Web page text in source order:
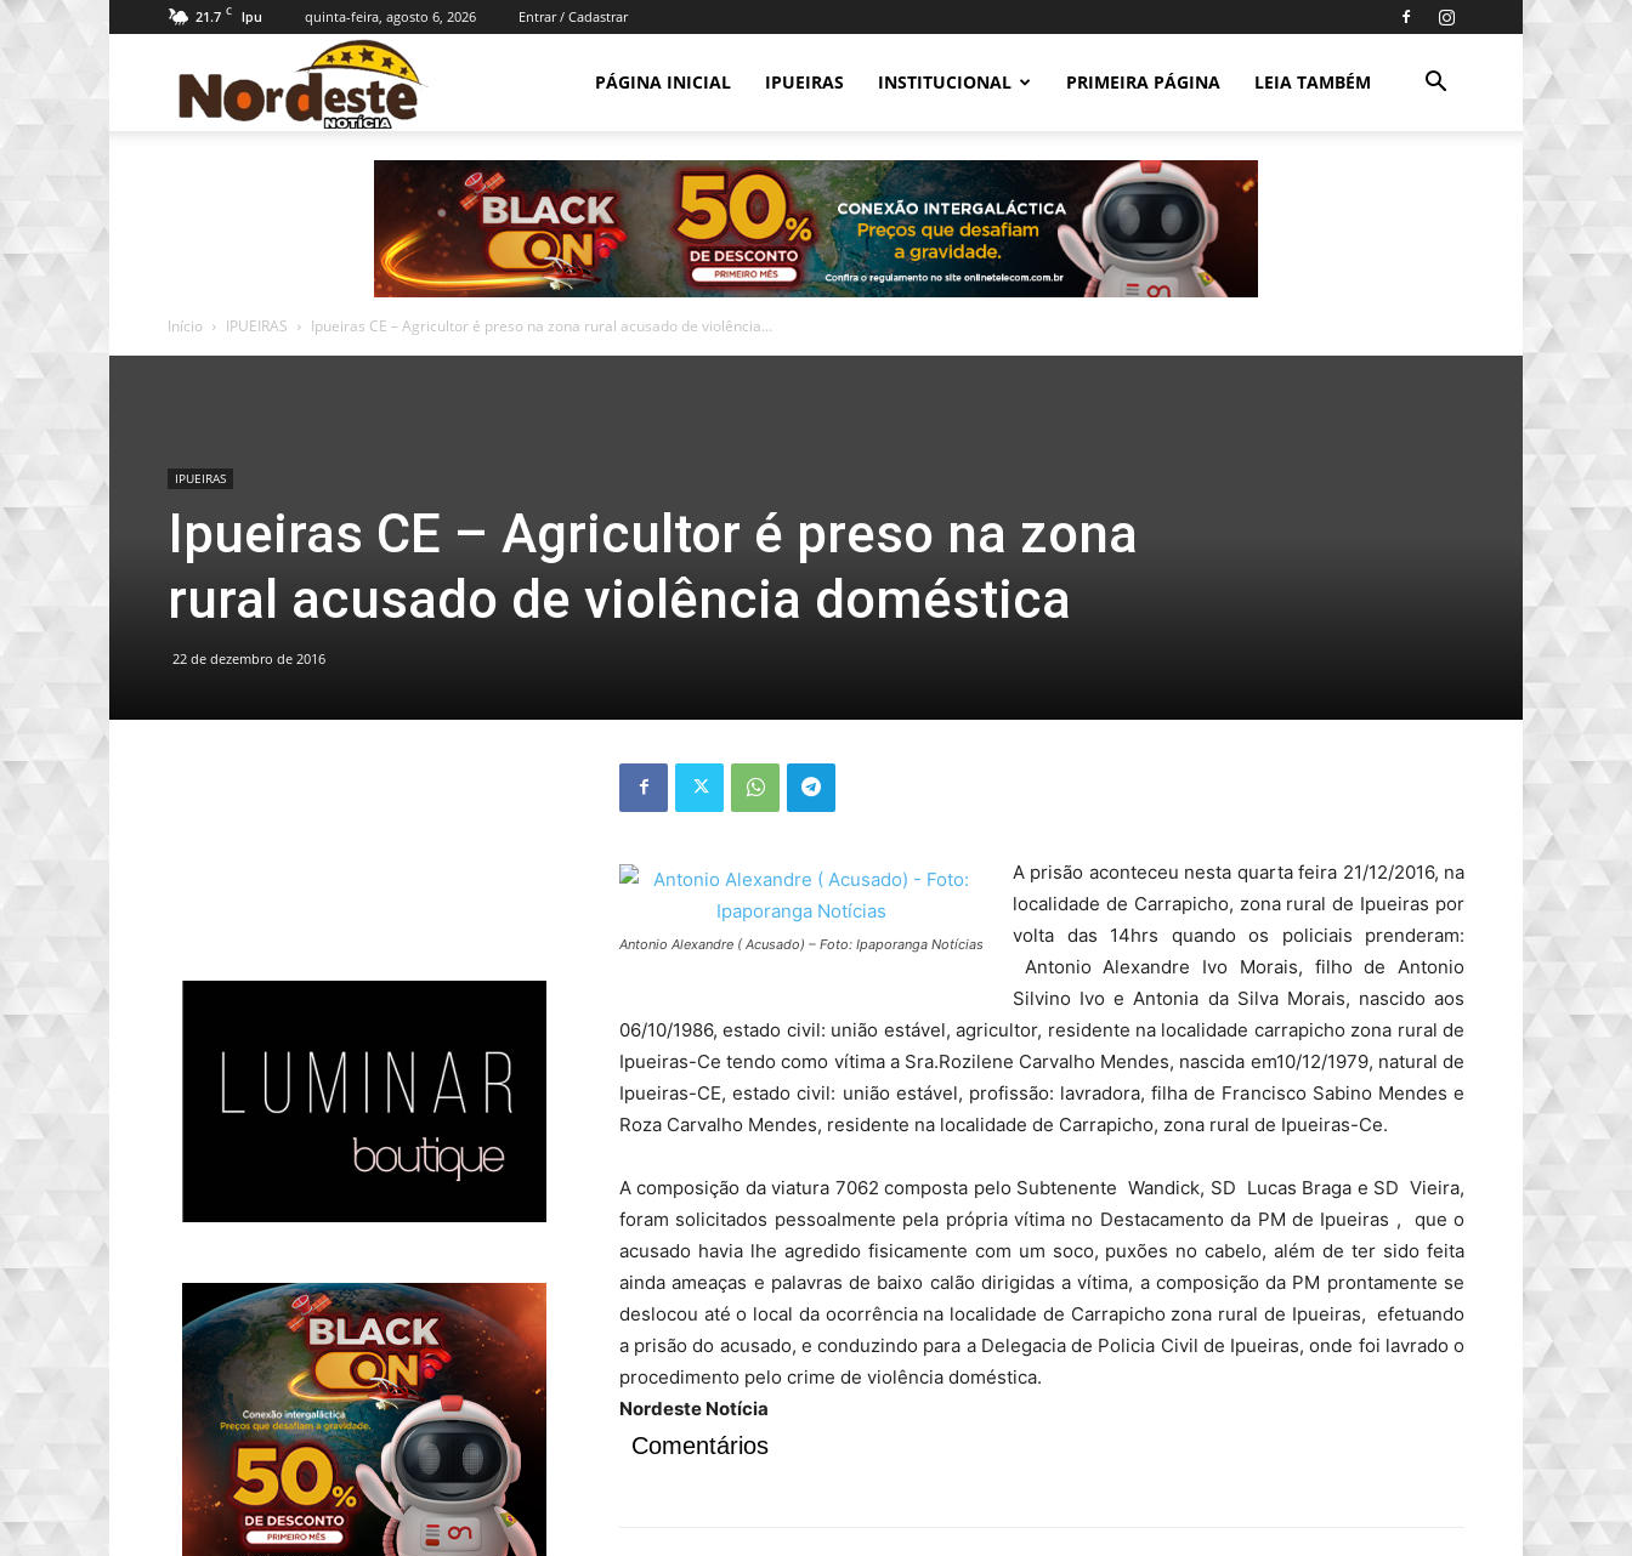
21.7 C Ipu quinta-feira, agosto 6, 2026 Entrar / Cadastrar
Notícia
PÁGINA INICIAL IPUEIRAS INSTITUCIONAL PRIMEIRA PÁGINA LEIA TAMBÉM
Início IPUEIRAS Ipueiras CE – Agricultor é preso na zona rural acusado de violência...
IPUEIRAS
Ipueiras CE – Agricultor é preso na zona
rural acusado de violência doméstica
22 de dezembro de 2016
Antonio Alexandre ( Acusado) – Foto: Ipaporanga Notícias
A prisão aconteceu nesta quarta feira 21/12/2016, na
localidade de Carrapicho, zona rural de Ipueiras por
volta das 14hrs quando os policiais prenderam:
Antonio Alexandre Ivo Morais, filho de Antonio
Silvino Ivo e Antonia da Silva Morais, nascido aos
06/10/1986, estado civil: união estável, agricultor, residente na localidade carrapicho zona rural de
Ipueiras-Ce tendo como vítima a Sra.Rozilene Carvalho Mendes, nascida em10/12/1979, natural de
Ipueiras-CE, estado civil: união estável, profissão: lavradora, filha de Francisco Sabino Mendes e
Roza Carvalho Mendes, residente na localidade de Carrapicho, zona rural de Ipueiras-Ce.
A composição da viatura 7062 composta pelo Subtenente Wandick, SD Lucas Braga e SD Vieira,
foram solicitados pessoalmente pela própria vítima no Destacamento da PM de Ipueiras , que o
acusado havia lhe agredido fisicamente com um soco, puxões no cabelo, além de ter sido feita
ainda ameaças e palavras de baixo calão dirigidas a vítima, a composição da PM prontamente se
deslocou até o local da ocorrência na localidade de Carrapicho zona rural de Ipueiras, efetuando
a prisão do acusado, e conduzindo para a Delegacia de Policia Civil de Ipueiras, onde foi lavrado o
procedimento pelo crime de violência doméstica.
Nordeste Notícia
Comentários